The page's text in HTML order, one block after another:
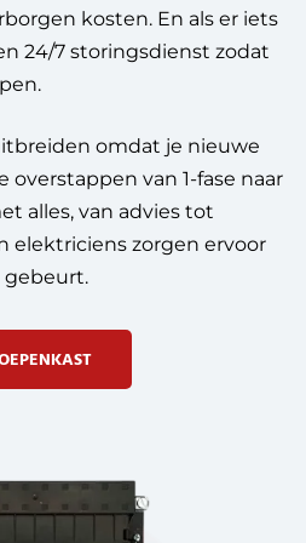
kosten. En als er iets
24/7 storingsdienst zodat
omdat je nieuwe
overstappen van 1-fase naar
alles, van advies tot
elektriciens zorgen ervoor
gebeurt.